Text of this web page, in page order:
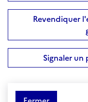
Revendiquer
Signaler